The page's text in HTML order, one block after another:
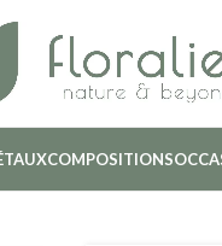
COMPOSITIONS